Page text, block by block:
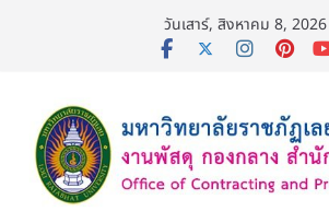
วันเสาร์, สิงหาคม 8, 2026